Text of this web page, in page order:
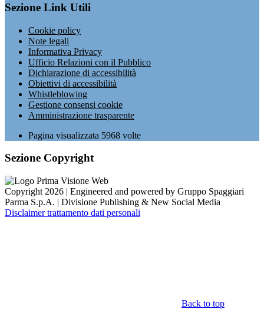
Sezione Link Utili
Cookie policy
Note legali
Informativa Privacy
Ufficio Relazioni con il Pubblico
Dichiarazione di accessibilità
Obiettivi di accessibilità
Whistleblowing
Gestione consensi cookie
Amministrazione trasparente
Pagina visualizzata 5968 volte
Sezione Copyright
Copyright 2026 | Engineered and powered by Gruppo Spaggiari
Parma S.p.A. | Divisione Publishing & New Social Media
Disclaimer trattamento dati personali
Back to top